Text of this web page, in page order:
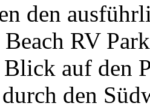
den
RV
auf den
den